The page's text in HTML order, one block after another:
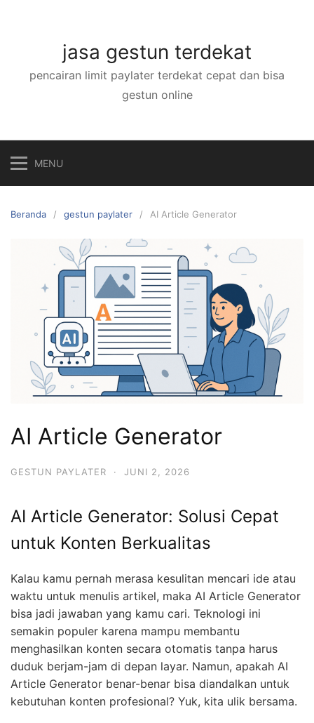
jasa gestun terdekat
pencairan limit paylater terdekat cepat dan bisa
gestun online
MENU
Beranda gestun paylater AI Article Generator
AI Article Generator
GESTUN PAYLATER · JUNI 2, 2026
AI Article Generator: Solusi Cepat
untuk Konten Berkualitas
Kalau kamu pernah merasa kesulitan mencari ide atau
waktu untuk menulis artikel, maka AI Article Generator
bisa jadi jawaban yang kamu cari. Teknologi ini
semakin populer karena mampu membantu
menghasilkan konten secara otomatis tanpa harus
duduk berjam-jam di depan layar. Namun, apakah AI
Article Generator benar-benar bisa diandalkan untuk
kebutuhan konten profesional? Yuk, kita ulik bersama.